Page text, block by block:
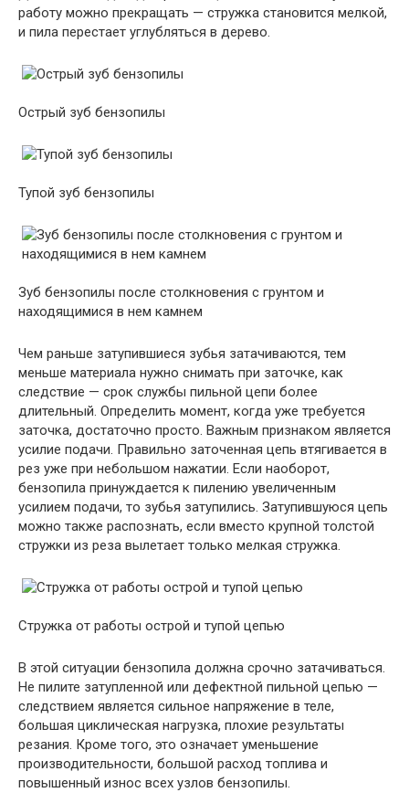
работу можно прекращать — стружка становится мелкой,
и пила перестает углубляться в дерево.
Острый зуб бензопилы
Тупой зуб бензопилы
Зуб бензопилы после столкновения с грунтом и
находящимися в нем камнем
Чем раньше затупившиеся зубья затачиваются, тем
меньше материала нужно снимать при заточке, как
следствие — срок службы пильной цепи более
длительный. Определить момент, когда уже требуется
заточка, достаточно просто. Важным признаком является
усилие подачи. Правильно заточенная цепь втягивается в
рез уже при небольшом нажатии. Если наоборот,
бензопила принуждается к пилению увеличенным
усилием подачи, то зубья затупились. Затупившуюся цепь
можно также распознать, если вместо крупной толстой
стружки из реза вылетает только мелкая стружка.
Стружка от работы острой и тупой цепью
В этой ситуации бензопила должна срочно затачиваться.
Не пилите затупленной или дефектной пильной цепью —
следствием является сильное напряжение в теле,
большая циклическая нагрузка, плохие результаты
резания. Кроме того, это означает уменьшение
производительности, большой расход топлива и
повышенный износ всех узлов бензопилы.